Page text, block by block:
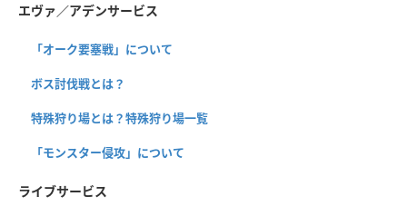
エヴァ／アデンサービス
「オーク要塞戦」について
ボス討伐戦とは？
特殊狩り場とは？特殊狩り場一覧
「モンスター侵攻」について
ライブサービス